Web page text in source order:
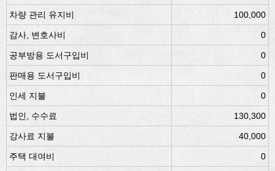
차량 관리 유지비 100,000
감사, 변호사비 0
공부방용 도서구입비 0
판매용 도서구입비 0
인세 지불 0
법인, 수수료 130,300
강사료 지불 40,000
주택 대여비 0